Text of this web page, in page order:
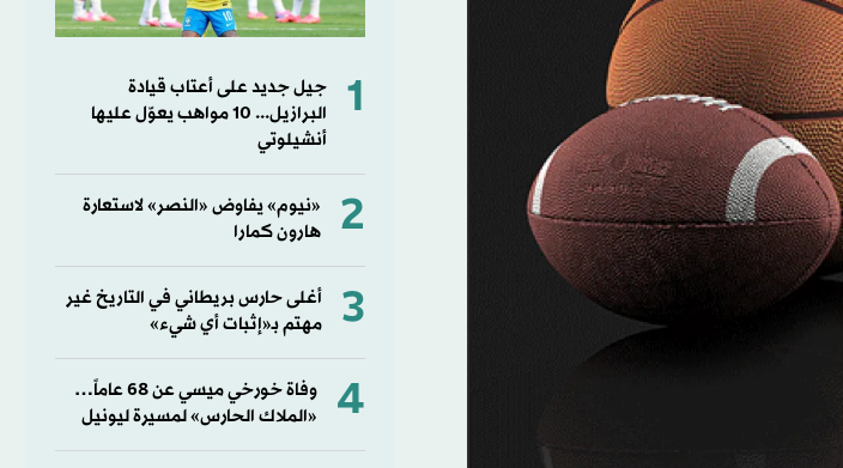
1
جيل جديد على أعتاب قيادة
البرازيل... 10 مواهب يعوّل عليها
أنشيلوتي
2
«نيوم» يفاوض «النصر» لاستعارة
هارون كمارا
3
أغلى حارس بريطاني في التاريخ غير
مهتم بـ«إثبات أي شيء»
4
وفاة خورخي ميسي عن 68 عاماً…
«الملاك الحارس» لمسيرة ليونيل